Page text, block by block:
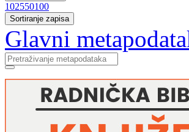
102550100
Sortiranje zapisa
Glavni